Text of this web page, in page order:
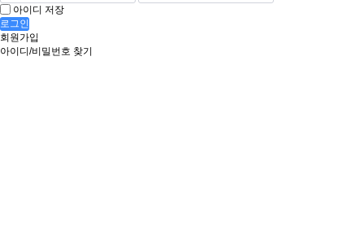
아이디 저장
로그인
회원가입
아이디/비밀번호 찾기